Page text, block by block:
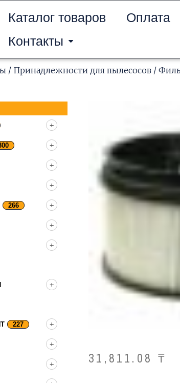
Каталог товаров Оплата
Контакты
/ Принадлежности для пылесосов /
266
227
31,811.08 ₸